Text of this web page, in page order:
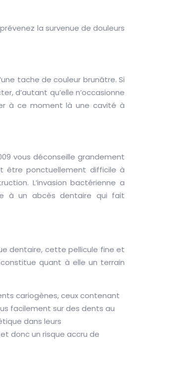
la survenue de douleurs
tache de couleur brunâtre. Si
d’autant qu’elle n’occasionne
à ce moment là une cavité à
vous déconseille grandement
être ponctuellement difficile à
L’invasion bactérienne a
à un abcès dentaire qui fait
dentaire, cette pellicule fine et
quant à elle un terrain
cariogènes, ceux contenant
facilement sur des dents au
dans leurs
donc un risque accru de